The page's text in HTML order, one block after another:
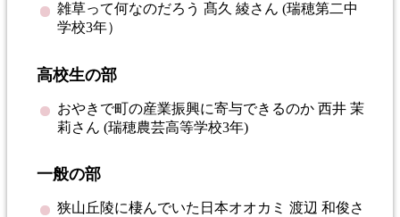
雑草って何なのだろう 髙久 綾さん (瑞穂第二中
学校3年）
高校生の部
おやきで町の産業振興に寄与できるのか 西井 茉
莉さん (瑞穂農芸高等学校3年)
一般の部
狭山丘陵に棲んでいた日本オオカミ 渡辺 和俊さ